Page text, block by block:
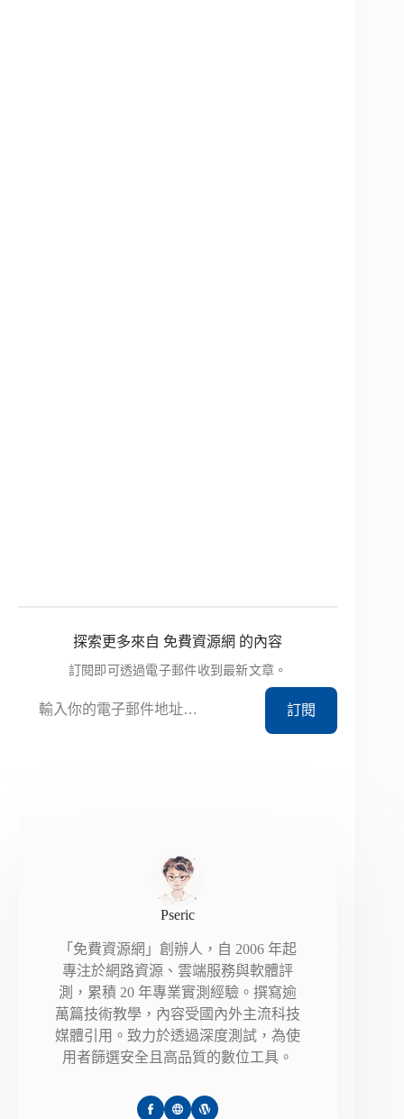
探索更多來自 免費資源網 的內容
訂閱即可透過電子郵件收到最新文章。
訂閱
Pseric
「免費資源網」創辦人，自 2006 年起
專注於網路資源、雲端服務與軟體評
測，累積 20 年專業實測經驗。撰寫逾
萬篇技術教學，內容受國內外主流科技
媒體引用。致力於透過深度測試，為使
用者篩選安全且高品質的數位工具。